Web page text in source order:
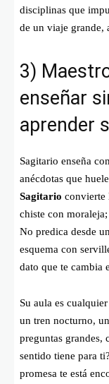
disciplinas que
de un viaje grande,
3)
enseñar
aprender
Sagitario enseña
anécdotas que
Sagitario convierte
chiste con
No predica desde
esquema con
dato que te cambia
Su aula es
un tren nocturno,
preguntas grandes,
sentido tiene para
promesa te está